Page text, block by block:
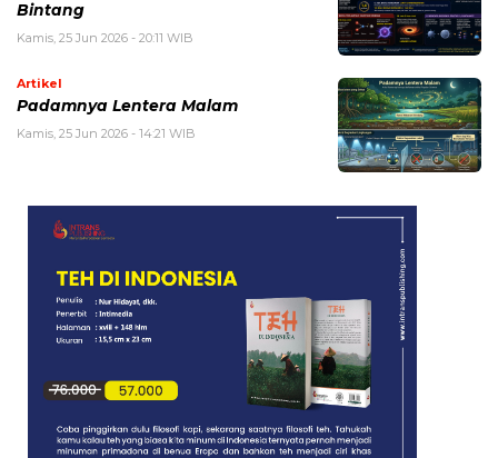
Bintang
Kamis, 25 Jun 2026 - 20:11 WIB
Artikel
Padamnya Lentera Malam
Kamis, 25 Jun 2026 - 14:21 WIB